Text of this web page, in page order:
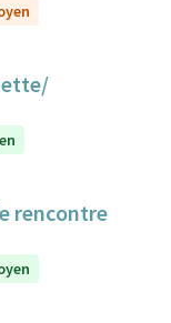
rencontre